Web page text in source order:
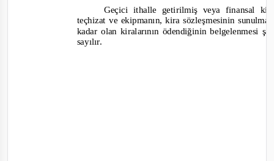
Geçici ithalle getirilmiş veya finansal
teçhizat ve ekipmanın, kira sözleşmesinin
kadar olan kiralarının ödendiğinin belgelenmesi
sayılır.